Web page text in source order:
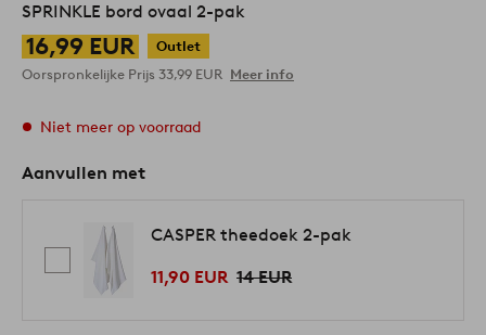
SPRINKLE bord ovaal 2-pak
16,99 EUR
Outlet
Oorspronkelijke Prijs 33,99 EUR Meer info
Niet meer op voorraad
Aanvullen met
CASPER theedoek 2-pak
11,90 EUR 14 EUR